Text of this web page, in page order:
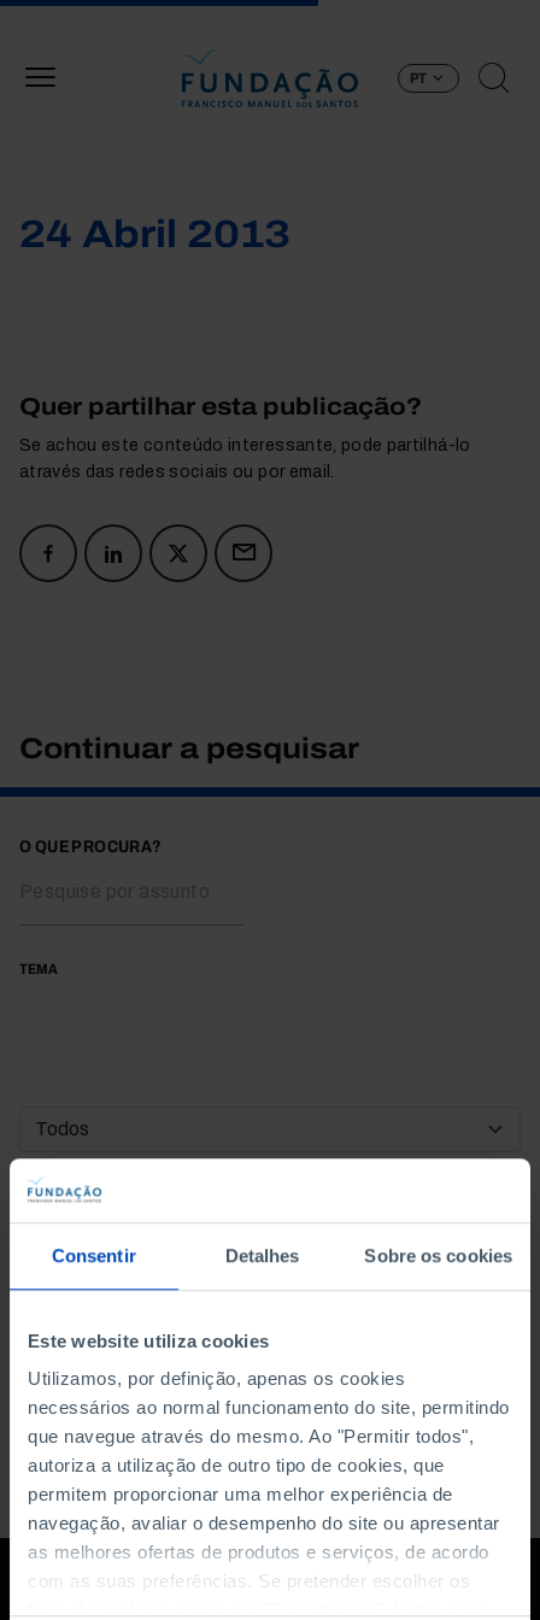
Consentir Detalhes Sobre os cookies
Este website utiliza cookies
Utilizamos, por definição, apenas os cookies
necessários ao normal funcionamento do site, permitindo
que navegue através do mesmo. Ao "Permitir todos",
autoriza a utilização de outro tipo de cookies, que
permitem proporcionar uma melhor experiência de
navegação, avaliar o desempenho do site ou apresentar
as melhores ofertas de produtos e serviços, de acordo
com as suas preferências. Se pretender escolher os
PT
24 Abril 2013
Quer partilhar esta publicação?
Se achou este conteúdo interessante, pode partilhá-lo
através das redes sociais ou por email.
Continuar a pesquisar
O QUE PROCURA?
TEMA
DATA DE INÍCIO
DATA DE FIM